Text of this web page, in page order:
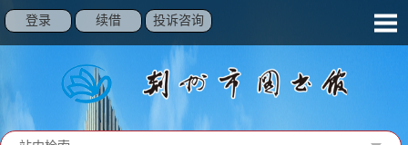
登录 续借 投诉咨询